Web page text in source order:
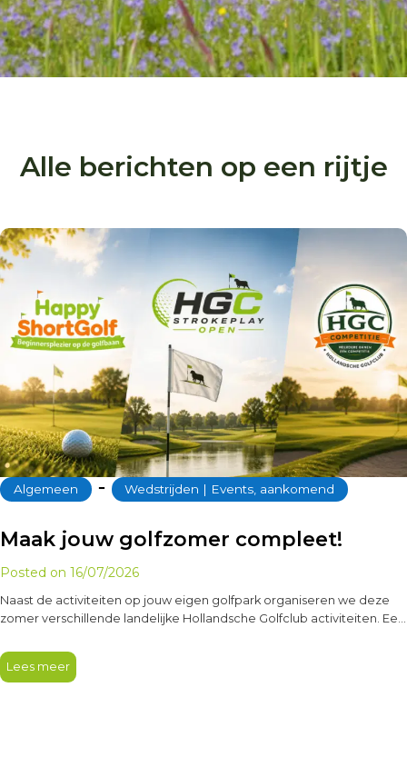
Alle berichten op een rijtje
Algemeen ‐ Wedstrijden | Events, aankomend
Maak jouw golfzomer compleet!
Posted on 16/07/2026
Naast de activiteiten op jouw eigen golfpark organiseren we deze
zomer verschillende landelijke Hollandsche Golfclub activiteiten. Een
Lees meer